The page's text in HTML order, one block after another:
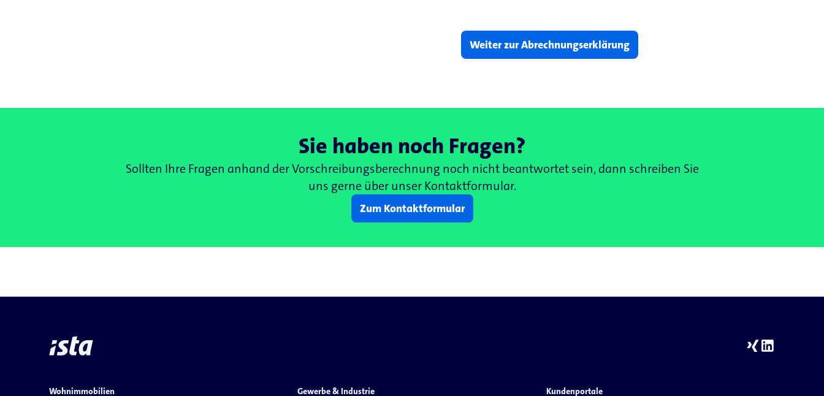
Weiter zur Abrechnungserklärung
Sie haben noch Fragen?
Sollten Ihre Fragen anhand der Vorschreibungsberechnung noch nicht beantwortet sein, dann schreiben Sie
uns gerne über unser Kontaktformular.
Zum Kontaktformular
Wohnimmobilien Gewerbe & Industrie Kundenportale